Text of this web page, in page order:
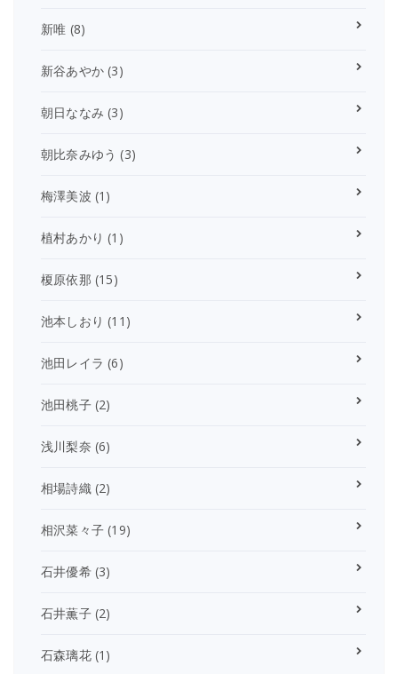
新唯 (8)
新谷あやか (3)
朝日ななみ (3)
朝比奈みゆう (3)
梅澤美波 (1)
植村あかり (1)
榎原依那 (15)
池本しおり (11)
池田レイラ (6)
池田桃子(2)
浅川梨奈 (6)
相場詩織(2)
相沢菜々子 (19)
石井優希(3)
石井薫子(2)
石森璃花(1)